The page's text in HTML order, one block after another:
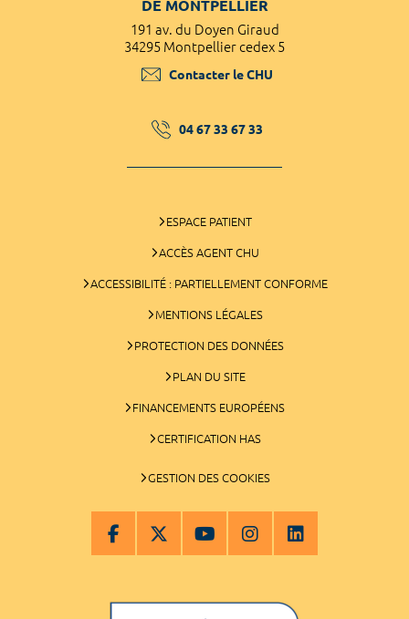
DE MONTPELLIER
191 av. du Doyen Giraud
34295 Montpellier cedex 5
Contacter le CHU
04 67 33 67 33
ESPACE PATIENT
ACCÈS AGENT CHU
ACCESSIBILITÉ : PARTIELLEMENT CONFORME
MENTIONS LÉGALES
PROTECTION DES DONNÉES
PLAN DU SITE
FINANCEMENTS EUROPÉENS
CERTIFICATION HAS
GESTION DES COOKIES